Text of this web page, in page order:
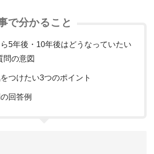
で分かること
5年後・10年後はどうなっていたい
問の意図
つけたい3つのポイント
回答例